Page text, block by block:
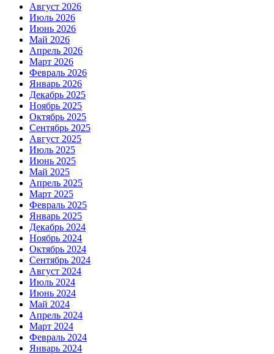
Август 2026
Июль 2026
Июнь 2026
Май 2026
Апрель 2026
Март 2026
Февраль 2026
Январь 2026
Декабрь 2025
Ноябрь 2025
Октябрь 2025
Сентябрь 2025
Август 2025
Июль 2025
Июнь 2025
Май 2025
Апрель 2025
Март 2025
Февраль 2025
Январь 2025
Декабрь 2024
Ноябрь 2024
Октябрь 2024
Сентябрь 2024
Август 2024
Июль 2024
Июнь 2024
Май 2024
Апрель 2024
Март 2024
Февраль 2024
Январь 2024